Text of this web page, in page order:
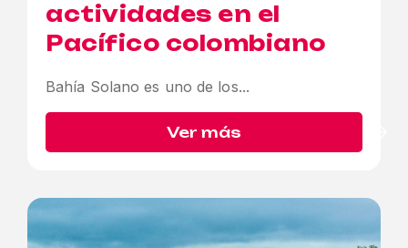
actividades en el
Pacífico colombiano
Bahía Solano es uno de los...
Ver más